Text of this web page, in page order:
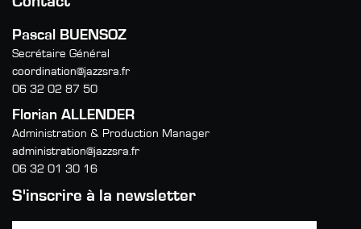
Pascal BUENSOZ
Secrétaire Général
coordination@jazzsra.fr
06 32 02 87 50
Florian ALLENDER
Administration & Production Manager
administration@jazzsra.fr
06 32 01 30 16
S'inscrire à la newsletter